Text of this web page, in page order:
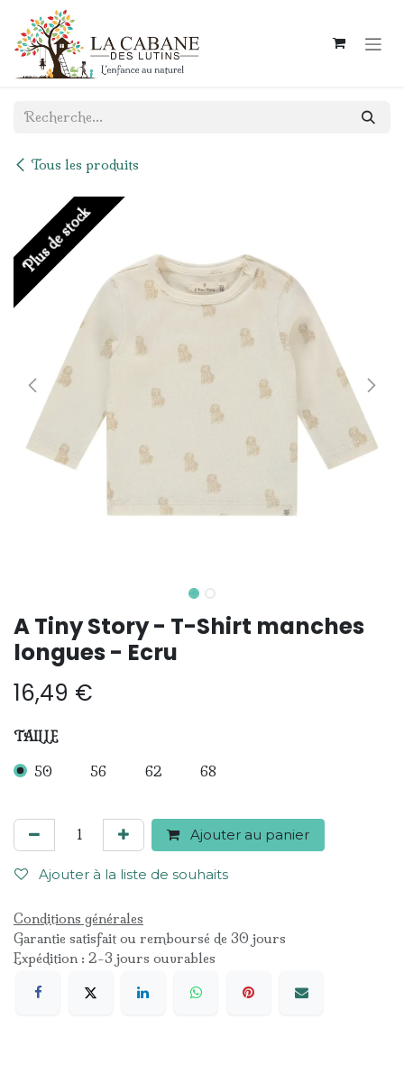
Se rendre au contenu
Tous les produits
Plus de stock
A Tiny Story - T-Shirt manches
longues - Ecru
16,49 €
TAILLE
50 56 62 68
Ajouter au panier
Ajouter à la liste de souhaits
Conditions générales
Garantie satisfait ou remboursé de 30 jours
Expédition : 2-3 jours ouvrables